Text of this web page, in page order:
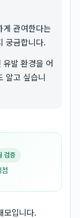
게 관여한다는
궁금합니다.
유발 환경을 어
알고 싶습니
검증
모입니다.